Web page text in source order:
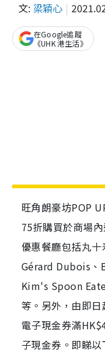
文: 梁穎心
在Google追蹤
《UHK 港生活》
旺角朗豪坊POP
75折購買於商場
優惠餐廳包括丸
Gérard Dubois、
Kim's Spoon
等。另外，由即
電子現金券滿
子現金券。即睇